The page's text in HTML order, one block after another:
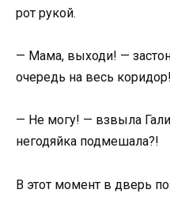
рот рукой.
— Мама, выходи! —
очередь на весь коридор!
— Не могу! — взвыла
негодяйка подмешала?!
В этот момент в дверь